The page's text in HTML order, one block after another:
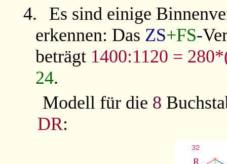
4.
Es sind einige
erkennen: Das ZS+FS-
beträgt 1400:1120 =
24.
Modell für die 8
DR: